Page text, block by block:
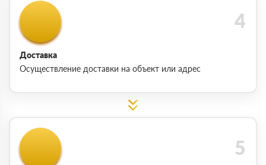
Доставка
Осуществление доставки на объект или адрес